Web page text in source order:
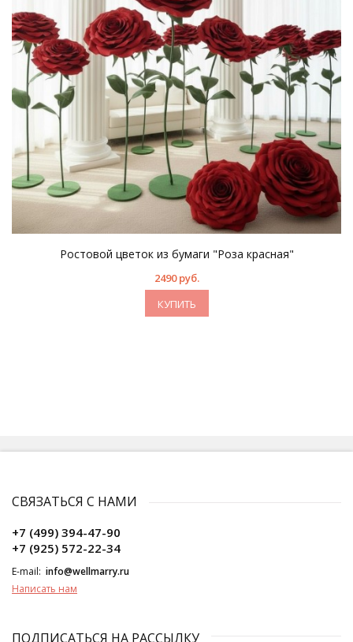
Ростовой цветок из бумаги "Роза красная"
2490 руб.
КУПИТЬ
СВЯЗАТЬСЯ С НАМИ
+7 (499) 394-47-90
+7 (925) 572-22-34
E-mail: info@wellmarry.ru
Написать нам
ПОДПИСАТЬСЯ НА РАССЫЛКУ